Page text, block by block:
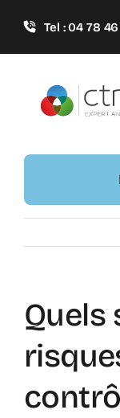
contenu
Tel : 04 78
Quels